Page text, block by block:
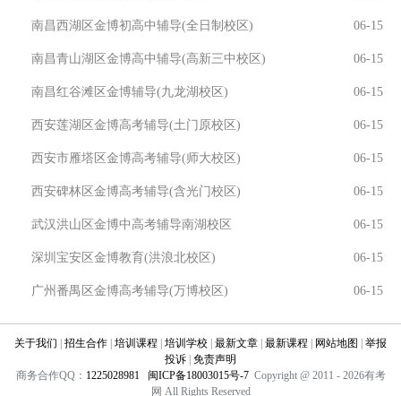
南昌西湖区金博初高中辅导(全日制校区) 06-15
南昌青山湖区金博高中辅导(高新三中校区) 06-15
南昌红谷滩区金博辅导(九龙湖校区) 06-15
西安莲湖区金博高考辅导(土门原校区) 06-15
西安市雁塔区金博高考辅导(师大校区) 06-15
西安碑林区金博高考辅导(含光门校区) 06-15
武汉洪山区金博中高考辅导南湖校区 06-15
深圳宝安区金博教育(洪浪北校区) 06-15
广州番禺区金博高考辅导(万博校区) 06-15
关于我们 招生合作 培训课程 培训学校 最新文章 最新课程 网站地图
举报
投诉 免责声明
商务合作QQ： 1225028981 闽ICP备18003015号-7Copyright @ 2011 - 2026有考
网 All Rights Reserved